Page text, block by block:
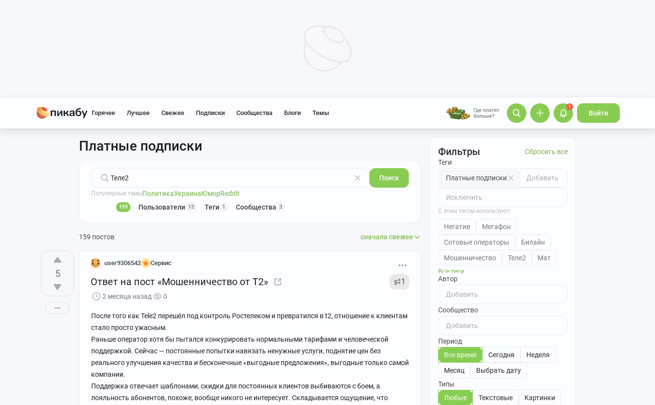
Горячее Лучшее Свежее Подписки Сообщества Блоги Темы
1
Войти
Фильтры
Сбросить все
Теги
Платные подписки
С этим тегом используют:
Негатив
Мегафон
Сотовые операторы
Билайн
Мошенничество
Теле2
Мат
Все теги
Автор
Сообщество
Период
Все время
Сегодня
Неделя
Месяц
Выбрать дату
Типы
Любые
Текстовые
Картинки
Платные подписки
Поиск
Популярные темыПолитикаУкраинаЮморReddit
159 Пользователи 13 Теги 1 Сообщества 3
159 постов сначала свежее
5
user9306542 Сервис
Ответ на пост «Мошенничество от Т2» 1
2 месяца назад 0
После того как Tele2 перешёл под контроль Ростелеком и превратился в t2, отношение к клиентам
стало просто ужасным.
Раньше оператор хотя бы пытался конкурировать нормальными тарифами и человеческой
поддержкой. Сейчас — постоянные попытки навязать ненужные услуги, поднятие цен без
реального улучшения качества и бесконечные «выгодные предложения», выгодные только самой
компании.
Поддержка отвечает шаблонами, скидки для постоянных клиентов выбиваются с боем, а
лояльность абонентов, похоже, вообще никого не интересует. Складывается ощущение, что